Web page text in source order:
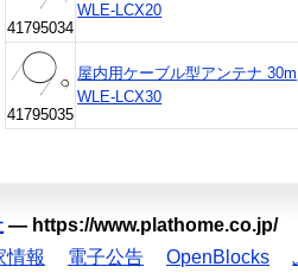
41795034
WLE-LCX20
41795035
屋内用ケーブル型アンテナ 30m
WLE-LCX30
— https://www.plathome.co.jp/
情報 電子公告 OpenBlocks